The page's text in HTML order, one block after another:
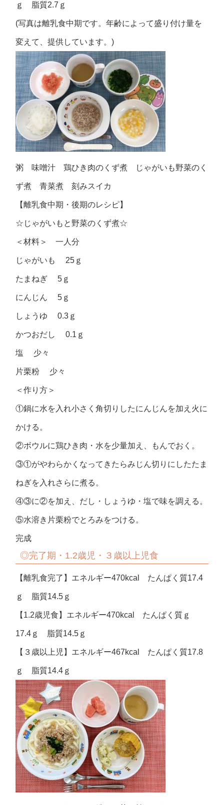
ｇ 脂質2.7ｇ
(写真は離乳食中期です。年齢によって盛り付け量を
変えて、提供しています。)
粥 味噌汁 鶏ひき肉のくず煮 じゃがいも野菜のく
ず煮 青菜煮 刻みスイカ
【離乳食中期・後期のレシピ】
☆じゃがいもと野菜のくず煮☆
＜材料＞ 一人分
じゃがいも 25ｇ
たまねぎ 5ｇ
にんじん 5ｇ
しょうゆ 0.3ｇ
かつおだし 0.1ｇ
塩 少々
片栗粉 少々
＜作り方＞
①鍋に水を入れ小さく角切りしたにんじんを加え火に
かける。
②ボウルに鶏ひき肉・水を少量加え、もんでおく。
③①がやわらかくなってきたらみじん切りにしたたま
ねぎを入れさらに煮る。
④③に②を加え、だし・しょうゆ・塩で味を調える。
⑤水溶き片栗粉でとろみをつける。
完成
◎完了期・1.2歳児・３歳以上児食
【離乳食完了】エネルギー470kcal たんぱく質17.4
ｇ 脂質14.5ｇ
【1.2歳児食】エネルギー470kcal たんぱく質ｇ
17.4ｇ 脂質14.5ｇ
【３歳以上児】エネルギー467kcal たんぱく質17.8
ｇ 脂質14.4ｇ